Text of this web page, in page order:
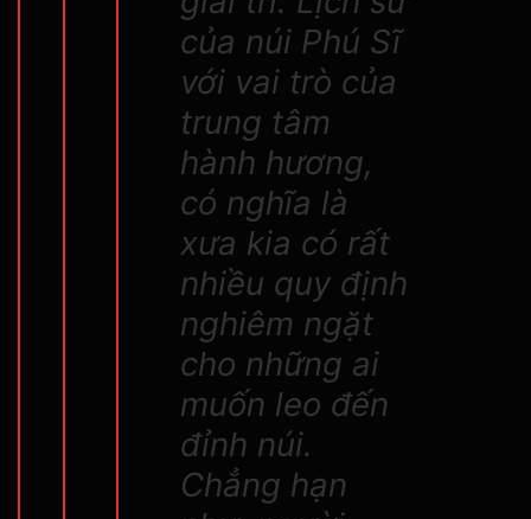
của núi Phú Sĩ
với vai trò của
trung tâm
hành hương,
có nghĩa là
xưa kia có rất
nhiều quy định
nghiêm ngặt
cho những ai
muốn leo đến
đỉnh núi.
Chẳng hạn